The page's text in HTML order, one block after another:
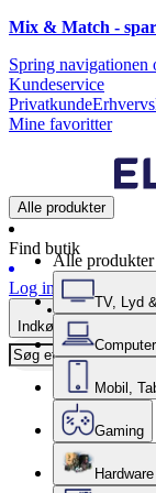
Mix & Match -
Spring navigationen
Kundeservice
Privatkunde
Mine favoritter
Alle produkter
Find butik
Log ind
Indkøbskurv
Alle produkter
TV, Lyd
Mobil,
Gaming
Hardware